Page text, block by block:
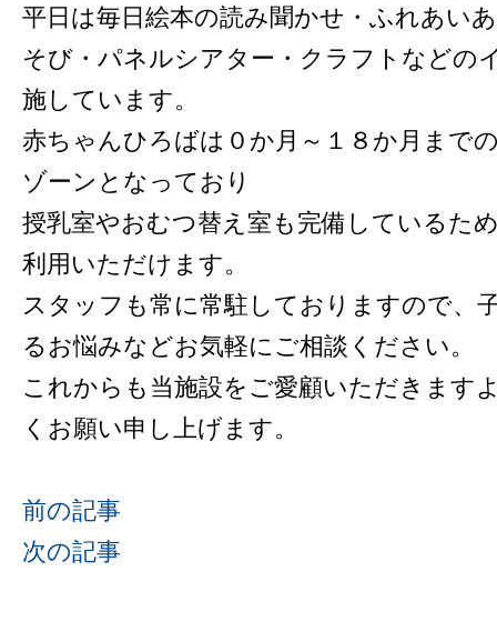
平日は毎日絵本の読み聞かせ・ふれあい
そび・パネルシアター・クラフトなどの
施しています。
赤ちゃんひろばは０か月～１８か月まで
ゾーンとなっており
授乳室やおむつ替え室も完備しているた
利用いただけます。
スタッフも常に常駐しておりますので、
るお悩みなどお気軽にご相談ください。
これからも当施設をご愛顧いただきます
くお願い申し上げます。
前の記事
次の記事